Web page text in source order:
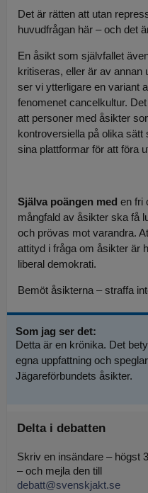
Det är rätten att utan
huvudfrågan här – och det
En åsikt som självfallet
kritiseras, eller är av annan
ser vi ytterligare en variant
fenomenet cancelkultur.
att personer med åsikter
kontroversiella på olika
sina plattformar för att föra
Själva poängen med en fri
mångfald av åsikter ska få
och prövas mot varandra.
attityd i fråga om åsikter är
liberal demokrati.
Bemöt åsikterna – straffa
Som jag ser det:
Detta är en krönika. Det
egna uppfattning och
Jägareförbundets åsikter.
Delta i debatten
Skriv en insändare – högst
– och mejla den till
debatt@svenskjakt.se